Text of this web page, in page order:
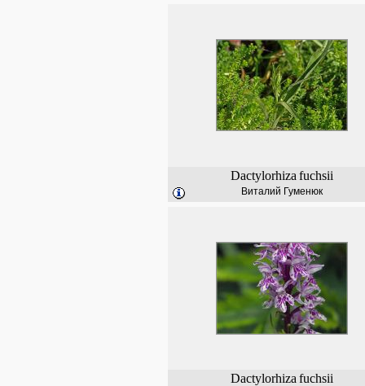
Dactylorhiza fuchsii
Виталий Гуменюк
Dactylorhiza fuchsii